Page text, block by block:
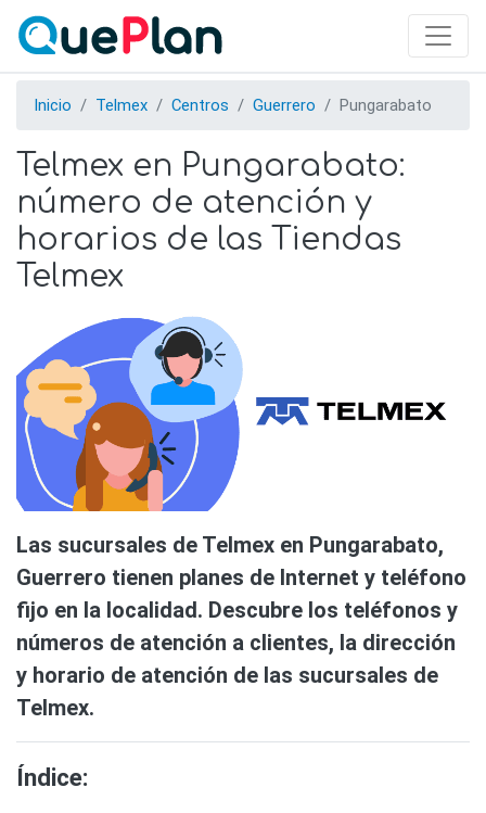
Inicio Telmex Centros Guerrero Pungarabato
Telmex en Pungarabato:
número de atención y
horarios de las Tiendas
Telmex
Las sucursales de Telmex en Pungarabato,
Guerrero tienen planes de Internet y teléfono
fijo en la localidad. Descubre los teléfonos y
números de atención a clientes, la dirección
y horario de atención de las sucursales de
Telmex.
Índice: